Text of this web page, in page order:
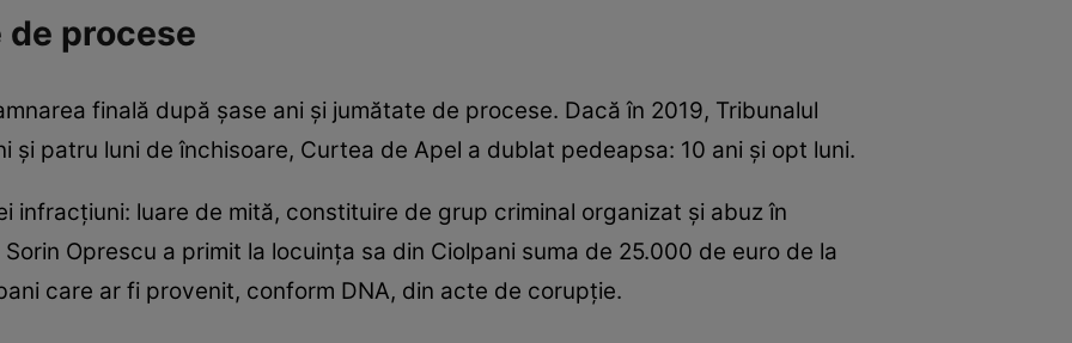
de procese
finală după șase ani și jumătate de procese. Dacă în 2019, Tribunalul
și patru luni de închisoare, Curtea de Apel a dublat pedeapsa: 10 ani și opt luni.
infracțiuni: luare de mită, constituire de grup criminal organizat și abuz în
Oprescu a primit la locuinţa sa din Ciolpani suma de 25.000 de euro de la
care ar fi provenit, conform DNA, din acte de corupţie.